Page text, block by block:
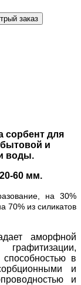
заказ
сорбент для
и
воды.
60 мм.
на 30%
70% из силикатов
аморфной
способностью в
и
и